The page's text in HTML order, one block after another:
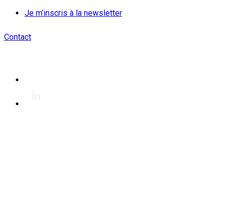
Je m’inscris à la newsletter
Contact